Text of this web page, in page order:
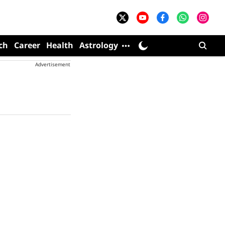
Career Health Astrology
Advertisement